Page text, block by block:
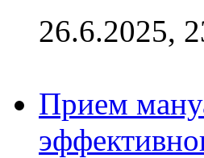
26.6.2025,
Прием